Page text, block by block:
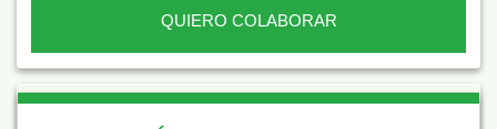
QUIERO COLABORAR
De Interés